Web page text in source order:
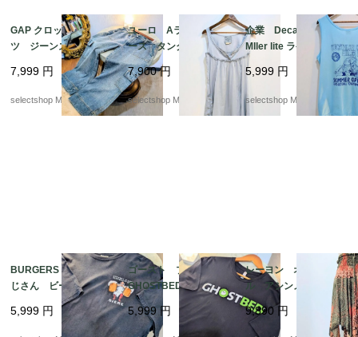
GAP クロップド パン
ツ ジーンズ デニ
ム サイズL カー
ゴパンツ ブルー
7,999 円
selectshop Merci.
ユーロ Aライン レ
ース タンクトップ
くすみカラー 水色
実寸M（記載Sサイズ）
フリル ノースリーブ
NILE コットン
7,900円
selectshop Merci.
企業 Decathlon club
MIler lite ラケットボー
ルトーナメント ブル
ー タンクトップ Ro
yal XLサイズ USA
5,999 円
selectshop Merci.
BURGERS N BEER お
じさん ビール Tシ
ャツ プリント XLサ
イズ コットン ブ
ラック XLサイズ エ
5,999 円
ゴースト プリント
GHOSTBED コッ
トン ブラック Lサ
イズ カンボジア製 T
シャツ
5,999円
レーヨン オリエンタ
ル アシンメトリー
スカート エスニック
柄 オレンジ オリー
ブグリーン ワンサイ
9,890 円